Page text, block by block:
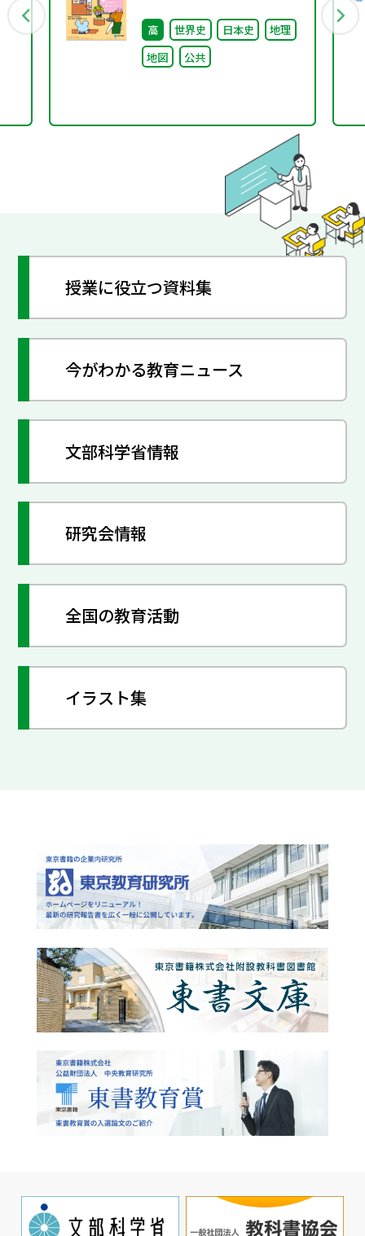
関誌。『NEW
ShakaIka』 2025年
秋号"
高 世界史 日本史
地理
地図
公共
授業に役立つ資料集
今がわかる教育ニュース
文部科学省情報
研究会情報
全国の教育活動
イラスト集